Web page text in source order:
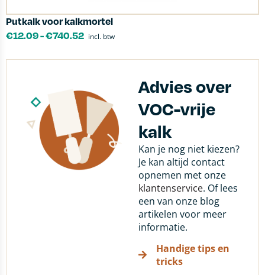
Putkalk voor kalkmortel
€12.09-€740.52 incl. btw
Advies over
VOC-vrije
kalk
Kan je nog niet kiezen?
Je kan altijd contact
opnemen met onze
klantenservice. Of lees
een van onze blog
artikelen voor meer
informatie.
Handige tips en
tricks